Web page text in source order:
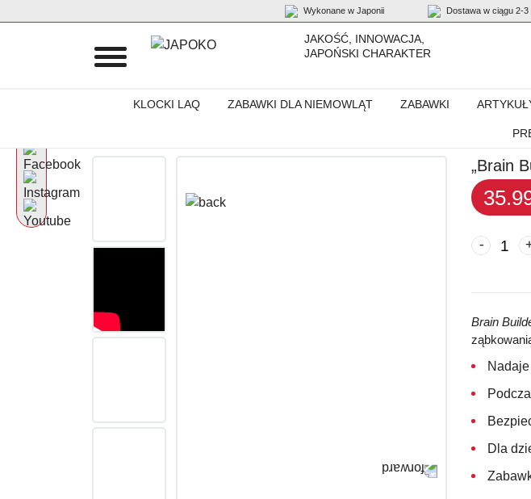
Wykonane w Japonii Dostawa w ciągu 2-
JAKOŚĆ, INNOWACJA,
JAPOŃSKI CHARAKTER
KLOCKI LAQ ZABAWKI DLA NIEMOWLĄT ZABAWKI
„Brain
-
Brain
Dla